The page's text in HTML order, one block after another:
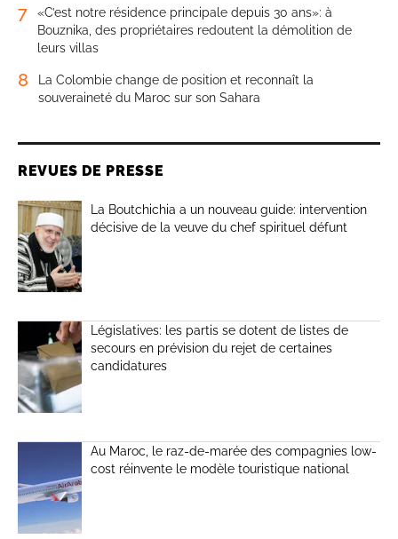
7
«C’est notre résidence principale depuis 30 ans»: à
Bouznika, des propriétaires redoutent la démolition de
leurs villas
8
La Colombie change de position et reconnaît la
souveraineté du Maroc sur son Sahara
REVUES DE PRESSE
La Boutchichia a un nouveau guide: intervention
décisive de la veuve du chef spirituel défunt
Législatives: les partis se dotent de listes de
secours en prévision du rejet de certaines
candidatures
Au Maroc, le raz-de-marée des compagnies low-
cost réinvente le modèle touristique national